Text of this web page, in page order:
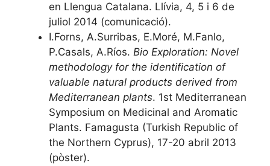
en Llengua Catalana. Llívia, 4, 5 i 6 de
juliol 2014 (comunicació).
I.Forns, A.Surribas, E.Moré, M.Fanlo,
P.Casals, A.Ríos. Bio Exploration: Novel
methodology for the identification of
valuable natural products derived from
Mediterranean plants. 1st Mediterranean
Symposium on Medicinal and Aromatic
Plants. Famagusta (Turkish Republic of
the Northern Cyprus), 17-20 abril 2013
(pòster).